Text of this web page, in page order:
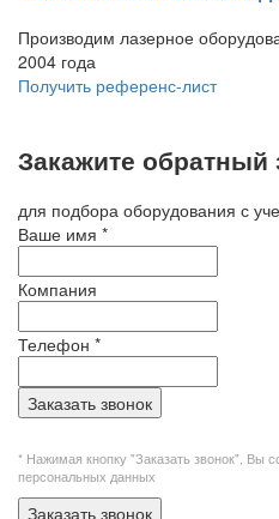
Производим лазерное
2004 года
Получить референс-лист
Закажите обратный
для подбора оборудования с
Ваше имя *
Компания
Телефон *
Заказать звонок
* Нажимая кнопку "Заказать звонок", Вы
персональных данных
Заказать звонок